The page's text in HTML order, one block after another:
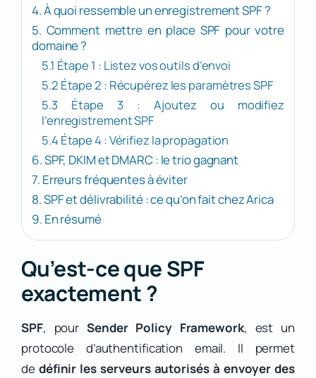
4. À quoi ressemble un enregistrement SPF ?
5. Comment mettre en place SPF pour votre
domaine ?
5.1 Étape 1 : Listez vos outils d’envoi
5.2 Étape 2 : Récupérez les paramètres SPF
5.3 Étape 3 : Ajoutez ou modifiez
l’enregistrement SPF
5.4 Étape 4 : Vérifiez la propagation
6. SPF, DKIM et DMARC : le trio gagnant
7. Erreurs fréquentes à éviter
8. SPF et délivrabilité : ce qu’on fait chez Arica
9. En résumé
Qu’est-ce que SPF
exactement ?
SPF, pourSender Policy Framework, est un
protocole d’authentification email. Il permet
de définir les serveurs autorisés à envoyer des